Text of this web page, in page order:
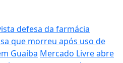
defesa da farmácia
que morreu após uso de
Guaíba Mercado Livre abre